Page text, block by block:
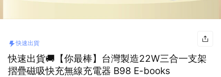
快速出貨
快速出貨🚚【你最棒】台灣製造22W三合一支架
摺疊磁吸快充無線充電器 B98 E-books